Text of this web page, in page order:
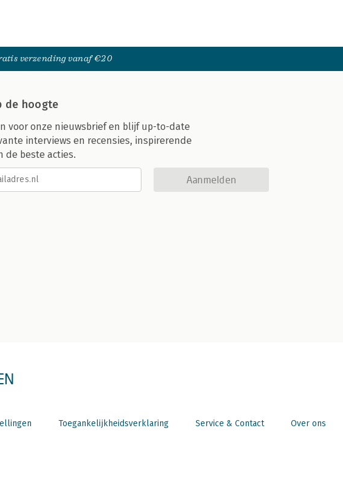
verzending vanaf €20
de hoogte
voor onze nieuwsbrief en blijf up-to-date
interviews en recensies, inspirerende
de beste acties.
Aanmelden
Toegankelijkheidsverklaring Service & Contact Over ons